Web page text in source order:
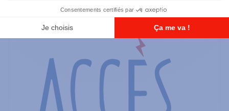
TIA IMPRES Low Volt 2900 mAh
Ajouter à la liste